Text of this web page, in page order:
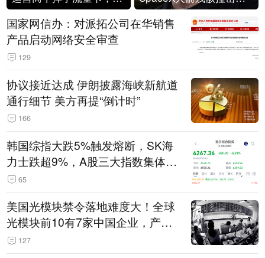
国家网信办：对派拓公司在华销售
产品启动网络安全审查
129
协议接近达成 伊朗披露海峡新航道
通行细节 美方再提“倒计时”
166
韩国综指大跌5%触发熔断，SK海
力士跌超9%，A股三大指数集体低
开 65
美国光模块禁令落地难度大！全球
光模块前10有7家中国企业，产业
界人士：想“脱钩”并不容易
127